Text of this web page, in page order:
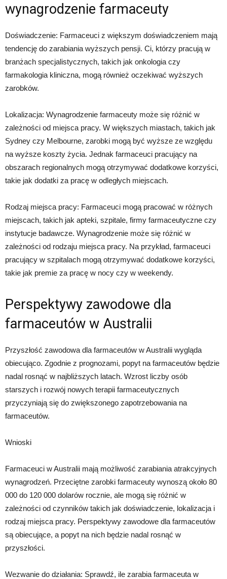
wynagrodzenie farmaceuty
Doświadczenie: Farmaceuci z większym doświadczeniem mają
tendencję do zarabiania wyższych pensji. Ci, którzy pracują w
branżach specjalistycznych, takich jak onkologia czy
farmakologia kliniczna, mogą również oczekiwać wyższych
zarobków.
Lokalizacja: Wynagrodzenie farmaceuty może się różnić w
zależności od miejsca pracy. W większych miastach, takich jak
Sydney czy Melbourne, zarobki mogą być wyższe ze względu
na wyższe koszty życia. Jednak farmaceuci pracujący na
obszarach regionalnych mogą otrzymywać dodatkowe korzyści,
takie jak dodatki za pracę w odległych miejscach.
Rodzaj miejsca pracy: Farmaceuci mogą pracować w różnych
miejscach, takich jak apteki, szpitale, firmy farmaceutyczne czy
instytucje badawcze. Wynagrodzenie może się różnić w
zależności od rodzaju miejsca pracy. Na przykład, farmaceuci
pracujący w szpitalach mogą otrzymywać dodatkowe korzyści,
takie jak premie za pracę w nocy czy w weekendy.
Perspektywy zawodowe dla
farmaceutów w Australii
Przyszłość zawodowa dla farmaceutów w Australii wygląda
obiecująco. Zgodnie z prognozami, popyt na farmaceutów będzie
nadal rosnąć w najbliższych latach. Wzrost liczby osób
starszych i rozwój nowych terapii farmaceutycznych
przyczyniają się do zwiększonego zapotrzebowania na
farmaceutów.
Wnioski
Farmaceuci w Australii mają możliwość zarabiania atrakcyjnych
wynagrodzeń. Przeciętne zarobki farmaceuty wynoszą około 80
000 do 120 000 dolarów rocznie, ale mogą się różnić w
zależności od czynników takich jak doświadczenie, lokalizacja i
rodzaj miejsca pracy. Perspektywy zawodowe dla farmaceutów
są obiecujące, a popyt na nich będzie nadal rosnąć w
przyszłości.
Wezwanie do działania: Sprawdź, ile zarabia farmaceuta w